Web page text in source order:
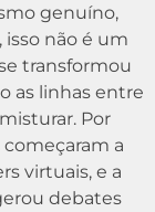
genuíno,
isso não é um
transformou
as linhas entre
Por
a
virtuais, e a
debates